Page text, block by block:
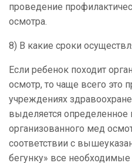
проведение
осмотра.
8) В какие сроки
Если ребенок походит
осмотр, то чаще всего это
учреждениях
выделяется
организованного мед
соответствии с
бегунку» все необходимые